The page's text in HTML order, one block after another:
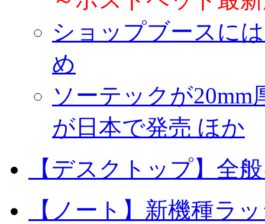
ショップブースに
め
ソーテックが
が日本で発売 ほか
【デスクトップ】全
【ノート】新機種ラ